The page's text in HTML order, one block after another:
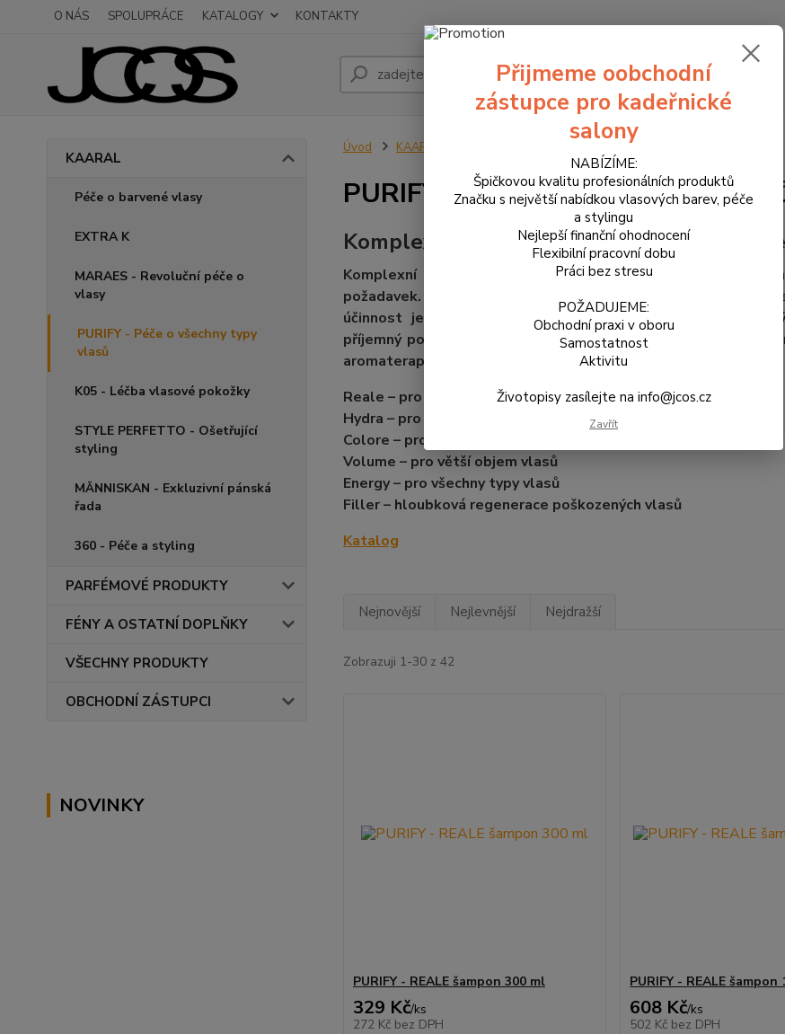
O NÁS SPOLUPRÁCE KATALOGY KONTAKTY
Hledat
KAARAL
Péče o barvené vlasy
EXTRA K
MARAES - Revoluční péče o
vlasy
PURIFY - Péče o všechny typy
vlasů
K05 - Léčba vlasové pokožky
STYLE PERFETTO - Ošetřující
styling
MÄNNISKAN - Exkluzivní pánská
řada
360 - Péče a styling
PARFÉMOVÉ PRODUKTY
FÉNY A OSTATNÍ DOPLŇKY
VŠECHNY PRODUKTY
OBCHODNÍ ZÁSTUPCI
NOVINKY
Úvod KAARAL PURIFY - Péče o všechny typy vlasů
PURIFY - Péče o všechny typy
Komplexní řada profesionální vlasové
Komplexní řada profesionální vlasové péče, která
požadavek. Šampony a kondicionéry Purify od značky
účinnost je garantována vysokou kvalitou speciálně
příjemný pocit čistoty a svěžesti. Vynikají regeneračními,
aromaterapeutickými účinky.
Reale – pro poškozené vlasy
Hydra – pro suché vlasy
Colore – pro barvené vlasy
Volume – pro větší objem vlasů
Energy – pro všechny typy vlasů
Filler – hloubková regenerace poškozených vlasů
Katalog
Nejnovější Nejlevnější Nejdražší
Zobrazuji 1-30 z 42
PURIFY - REALE šampon 300 ml
329 Kč/ks
272 Kč bez DPH
PURIFY - REALE šampon
608 Kč/ks
502 Kč bez DPH
Přijmeme oobchodní
zástupce pro kadeřnické
salony
NABÍZÍME:
Špičkovou kvalitu profesionálních produktů
Značku s největší nabídkou vlasových barev, péče
a stylingu
Nejlepší finanční ohodnocení
Flexibilní pracovní dobu
Práci bez stresu
POŽADUJEME:
Obchodní praxi v oboru
Samostatnost
Aktivitu
Životopisy zasílejte na info@jcos.cz
Zavřít